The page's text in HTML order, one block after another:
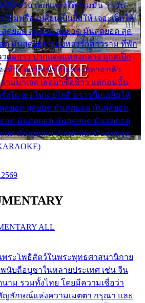
ไม่หวั่น เลยแหลงใต้ถามมัน ว่ามัน
ไม่พรื่อ เปลี่ยนเป็นยิ้มให้ เจอะเด็กใต้
สุดยอด สุดยอด สุดยอด มันสุดยอด สุด
ด มันสุดยอด แอบหลงรักสาวราม ที่พัก
วผมยาว ปากแดงแหลงกลาง ถูกสเป็ก
งข้าง อยากเข้าไปแหลงกลาง กลัว
ามมาเจอ เธอมาซื้อข้าว แต่ก่อนนั้น
งใด เธอไม่เคยไยดี คราวนี้เธอยิ้มให้
ดยอด สุดยอด มันสุดยอด มันสุดยอด
อด มันสุดยอด มันสุดยอด มันสุดยอด
อด มันสุดยอด มันสุดยอด มันสุดยอด
ALL
พระโพธิสัตว์ในพระพุทธศาสนานิกาย
นับถือบูชาในหลายประเทศ เช่น จีน
นาม รวมทั้งไทย โดยมีความเชื่อว่า
ญลักษณ์แห่งความเมตตา กรุณา และ